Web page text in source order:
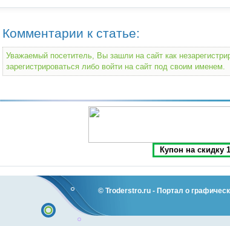
Комментарии к статье:
Уважаемый посетитель, Вы зашли на сайт как
зарегистрироваться либо войти на сайт под своим именем.
Купон на скидку
© Troderstro.ru- Портал о